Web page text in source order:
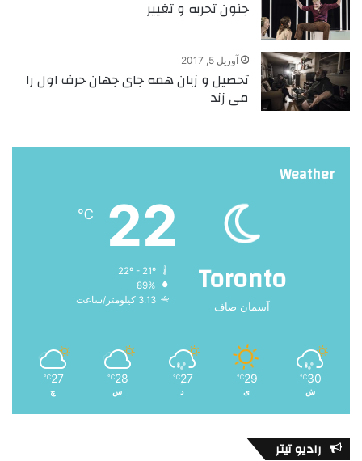
جنون تجربه و تغییر
آوریل 5, 2017
تحصیل و زبان همه جای جهان حرف اول را
می زند
Weather
Toronto
آسمان صاف
22
℃
89%
3.13 کیلومتر/ساعت
30
℃
ش
29
℃
ی
27
℃
د
28
℃
س
27
℃
چ
رادیو تیتر